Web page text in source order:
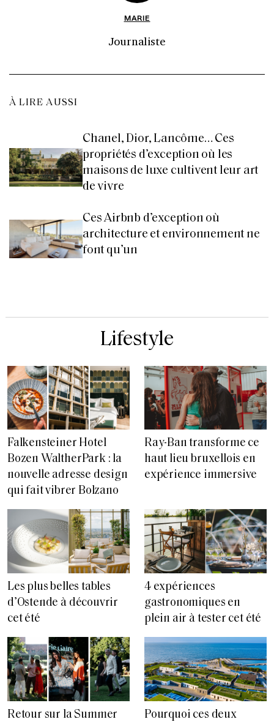
MARIE
Journaliste
À LIRE AUSSI
Chanel, Dior, Lancôme… Ces
propriétés d’exception où les
maisons de luxe cultivent leur art
de vivre
Ces Airbnb d’exception où
architecture et environnement ne
font qu’un
Lifestyle
Falkensteiner Hotel
Bozen WaltherPark : la
nouvelle adresse design
qui fait vibrer Bolzano
Ray-Ban transforme ce
haut lieu bruxellois en
expérience immersive
Les plus belles tables
d’Ostende à découvrir
cet été
4 expériences
gastronomiques en
plein air à tester cet été
Retour sur la Summer Pourquoi ces deux